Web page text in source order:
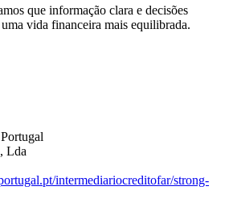
que informação clara e decisões
uma vida financeira mais equilibrada.
Lda
intermediariocreditofar/strong-